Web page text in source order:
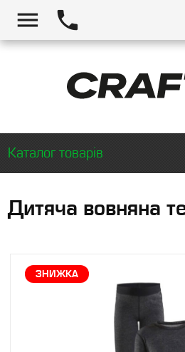
Каталог товарів
Дитяча вовняна
ЗНИЖКА